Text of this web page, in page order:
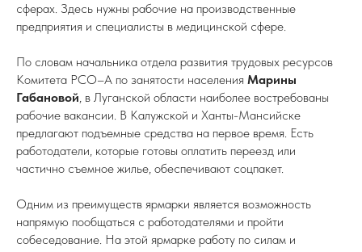
сферах. Здесь нужны рабочие на производственные
предприятия и специалисты в медицинской сфере.
По словам начальника отдела развития трудовых ресурсов
Комитета РСО–А по занятости населения Марины
Габановой, в Луганской области наиболее востребованы
рабочие вакансии. В Калужской и Ханты-Мансийске
предлагают подъемные средства на первое время. Есть
работодатели, которые готовы оплатить переезд или
частично съемное жилье, обеспечивают соцпакет.
Одним из преимуществ ярмарки является возможность
напрямую пообщаться с работодателями и пройти
собеседование. На этой ярмарке работу по силам и